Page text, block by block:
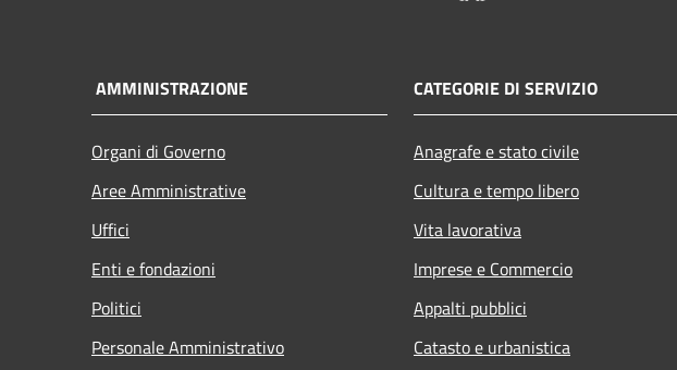
AMMINISTRAZIONE
Organi di Governo
Aree Amministrative
Uffici
Enti e fondazioni
Politici
Personale Amministrativo
CATEGORIE DI SERVIZIO
Anagrafe e stato civile
Cultura e tempo libero
Vita lavorativa
Imprese e Commercio
Appalti pubblici
Catasto e urbanistica